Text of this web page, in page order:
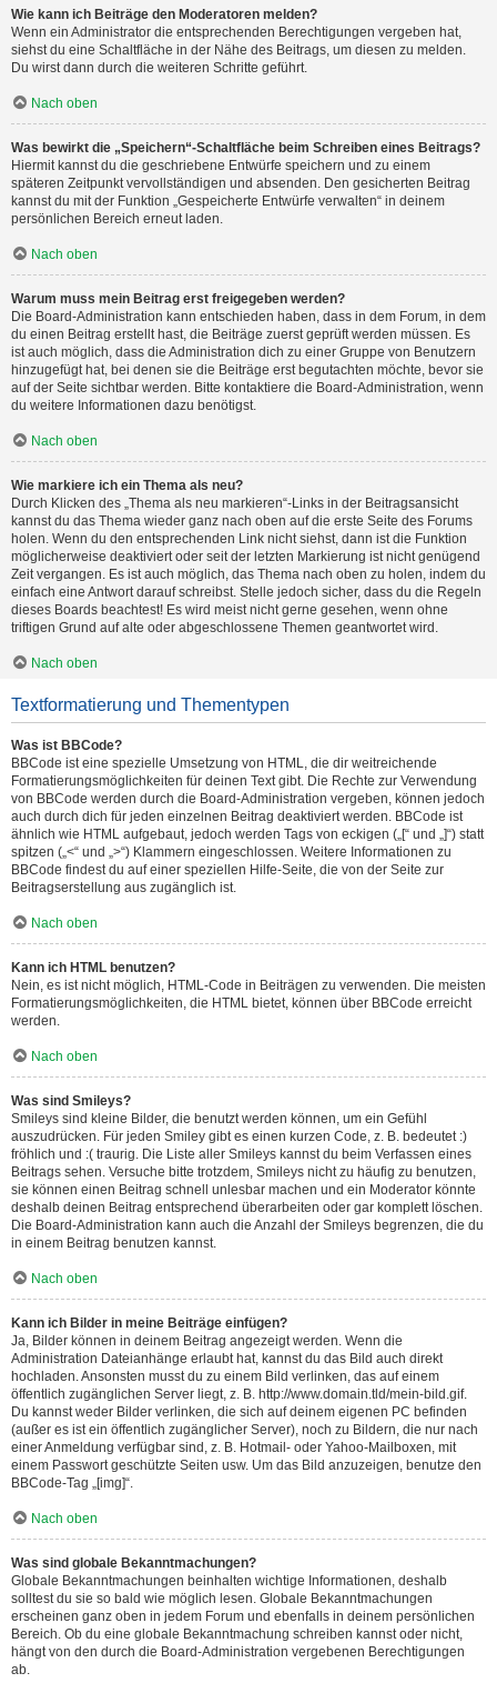
Wie kann ich Beiträge den Moderatoren melden?
Wenn ein Administrator die entsprechenden Berechtigungen vergeben hat,
siehst du eine Schaltfläche in der Nähe des Beitrags, um diesen zu melden.
Du wirst dann durch die weiteren Schritte geführt.
Nach oben
Was bewirkt die „Speichern“-Schaltfläche beim Schreiben eines Beitrags?
Hiermit kannst du die geschriebene Entwürfe speichern und zu einem
späteren Zeitpunkt vervollständigen und absenden. Den gesicherten Beitrag
kannst du mit der Funktion „Gespeicherte Entwürfe verwalten“ in deinem
persönlichen Bereich erneut laden.
Nach oben
Warum muss mein Beitrag erst freigegeben werden?
Die Board-Administration kann entschieden haben, dass in dem Forum, in dem
du einen Beitrag erstellt hast, die Beiträge zuerst geprüft werden müssen. Es
ist auch möglich, dass die Administration dich zu einer Gruppe von Benutzern
hinzugefügt hat, bei denen sie die Beiträge erst begutachten möchte, bevor sie
auf der Seite sichtbar werden. Bitte kontaktiere die Board-Administration, wenn
du weitere Informationen dazu benötigst.
Nach oben
Wie markiere ich ein Thema als neu?
Durch Klicken des „Thema als neu markieren“-Links in der Beitragsansicht
kannst du das Thema wieder ganz nach oben auf die erste Seite des Forums
holen. Wenn du den entsprechenden Link nicht siehst, dann ist die Funktion
möglicherweise deaktiviert oder seit der letzten Markierung ist nicht genügend
Zeit vergangen. Es ist auch möglich, das Thema nach oben zu holen, indem du
einfach eine Antwort darauf schreibst. Stelle jedoch sicher, dass du die Regeln
dieses Boards beachtest! Es wird meist nicht gerne gesehen, wenn ohne
triftigen Grund auf alte oder abgeschlossene Themen geantwortet wird.
Nach oben
Textformatierung und Thementypen
Was ist BBCode?
BBCode ist eine spezielle Umsetzung von HTML, die dir weitreichende
Formatierungsmöglichkeiten für deinen Text gibt. Die Rechte zur Verwendung
von BBCode werden durch die Board-Administration vergeben, können jedoch
auch durch dich für jeden einzelnen Beitrag deaktiviert werden. BBCode ist
ähnlich wie HTML aufgebaut, jedoch werden Tags von eckigen („[“ und „]“) statt
spitzen („<“ und „>“) Klammern eingeschlossen. Weitere Informationen zu
BBCode findest du auf einer speziellen Hilfe-Seite, die von der Seite zur
Beitragserstellung aus zugänglich ist.
Nach oben
Kann ich HTML benutzen?
Nein, es ist nicht möglich, HTML-Code in Beiträgen zu verwenden. Die meisten
Formatierungsmöglichkeiten, die HTML bietet, können über BBCode erreicht
werden.
Nach oben
Was sind Smileys?
Smileys sind kleine Bilder, die benutzt werden können, um ein Gefühl
auszudrücken. Für jeden Smiley gibt es einen kurzen Code, z. B. bedeutet :)
fröhlich und :( traurig. Die Liste aller Smileys kannst du beim Verfassen eines
Beitrags sehen. Versuche bitte trotzdem, Smileys nicht zu häufig zu benutzen,
sie können einen Beitrag schnell unlesbar machen und ein Moderator könnte
deshalb deinen Beitrag entsprechend überarbeiten oder gar komplett löschen.
Die Board-Administration kann auch die Anzahl der Smileys begrenzen, die du
in einem Beitrag benutzen kannst.
Nach oben
Kann ich Bilder in meine Beiträge einfügen?
Ja, Bilder können in deinem Beitrag angezeigt werden. Wenn die
Administration Dateianhänge erlaubt hat, kannst du das Bild auch direkt
hochladen. Ansonsten musst du zu einem Bild verlinken, das auf einem
öffentlich zugänglichen Server liegt, z. B. http://www.domain.tld/mein-bild.gif.
Du kannst weder Bilder verlinken, die sich auf deinem eigenen PC befinden
(außer es ist ein öffentlich zugänglicher Server), noch zu Bildern, die nur nach
einer Anmeldung verfügbar sind, z. B. Hotmail- oder Yahoo-Mailboxen, mit
einem Passwort geschützte Seiten usw. Um das Bild anzuzeigen, benutze den
BBCode-Tag „[img]“.
Nach oben
Was sind globale Bekanntmachungen?
Globale Bekanntmachungen beinhalten wichtige Informationen, deshalb
solltest du sie so bald wie möglich lesen. Globale Bekanntmachungen
erscheinen ganz oben in jedem Forum und ebenfalls in deinem persönlichen
Bereich. Ob du eine globale Bekanntmachung schreiben kannst oder nicht,
hängt von den durch die Board-Administration vergebenen Berechtigungen
ab.